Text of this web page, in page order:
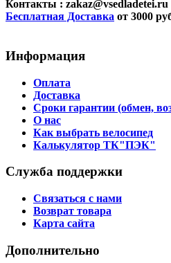
Контакты : zakaz@vsedladetei.ru
Бесплатная Доставка от 3000
Информация
Оплата
Доставка
Сроки гарантии (обмен,
О нас
Как выбрать велосипед
Калькулятор ТК"ПЭК"
Служба поддержки
Связаться с нами
Возврат товара
Карта сайта
Дополнительно